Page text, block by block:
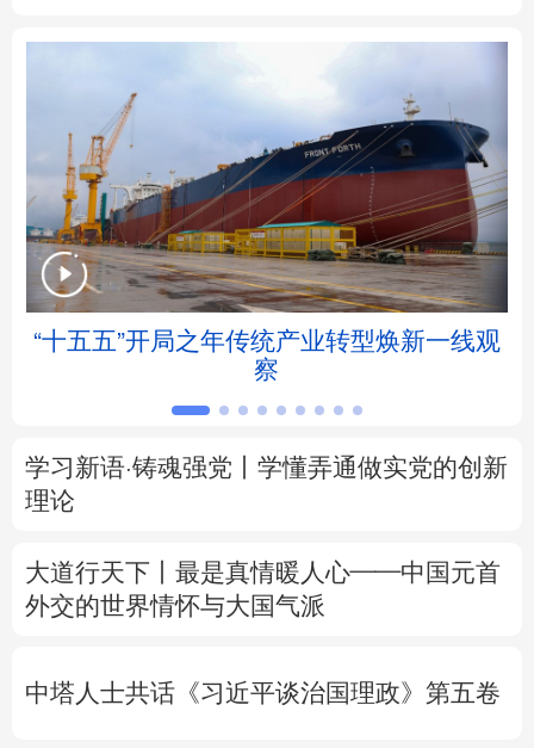
地方频道
北京 天津 河北 山西
辽宁 吉林 上海 江苏
浙江 安徽 福建 江西
四川
陕西 甘肃 青海 宁夏
新疆 内蒙古 黑龙江
“十五五”开局之年传统产业转型焕新一线观
察
学习新语·铸魂强党丨学懂弄通做实党的创新
理论
大道行天下丨最是真情暖人心——中国元首
外交的世界情怀与大国气派
中塔人士共话《习近平谈治国理政》第五卷